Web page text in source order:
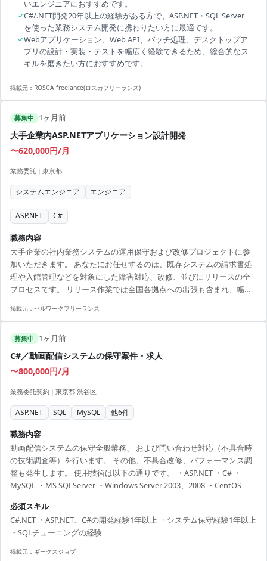
いエンジニアにおすすめです。
✓C#/.NET開発20年以上の経験がある方で、ASP.NET・SQL Server
を使った業務システム開発に携わりたい方に最適です。
✓Webアプリケーション、Web API、バッチ処理、デスクトップア
プリの設計・実装・テストを幅広く経験できるため、総合的なス
キルを磨きたい方におすすめです。
掲載元： ROSCA freelance(ロスカフリーランス)
募集中 1ヶ月前
大手企業内ASP.NETアプリケーション設計開発
〜620,000円/月
業務委託 | 東京都
システムエンジニア エンジニア
ASP.NET C#
職務内容
大手企業の社内業務システムの運用保守および改修プロジェクトに参
加いただきます。 あなたにお任せするのは、既存システムの請求書処
理や入館管理などを対象にした障害対応、改修、並びにリリースの全
プロセスです。 リリース作業では全国各拠点への出張も含まれ、幅広
国内の様々な地での作業に対応いただくことが必要です。 本プロジェ
り、長期的なキャリア形成に役立ちます。 特にC#やASP.NETの実務経
験を活かし、最新技術環境でのさらなるスキルアップを図りたい方に
最適なプロジェクトです。
掲載元： セルワークフリーランス
募集中 1ヶ月前
C#／動画配信システムの保守案件・求人
〜800,000円/月
業務委託契約 | 東京都 渋谷区
ASP.NET SQL MySQL 他6件
職務内容
動画配信システムの保守全般業務、 および問い合わせ対応（不具合時
の技術調査等）を行います。 その他、不具合改修、パフォーマンス調
整も発生します。 使用技術は以下の通りです。 ・ASP.NET ・C# ・
MySQL ・MS SQLServer ・Windows Server 2003、2008 ・CentOS
必須スキル
C#.NET ・ASP.NET、C#の開発経験1年以上 ・システム保守経験1年以上
・SQLチューニングの経験
掲載元： ギークスジョブ